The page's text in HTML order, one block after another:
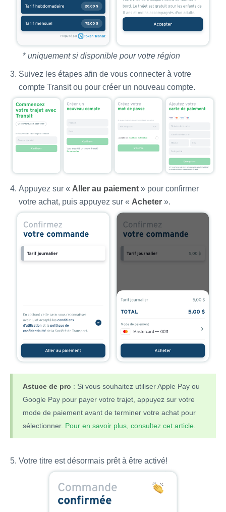
* uniquement si disponible pour votre région
Suivez les étapes afin de vous connecter à votre
compte Transit ou pour créer un nouveau compte.
Appuyez sur « Aller au paiement » pour confirmer
votre achat, puis appuyez sur « Acheter ».
Astuce de pro : Si vous souhaitez utiliser Apple Pay ou
Google Pay pour payer votre trajet, appuyez sur votre
mode de paiement avant de terminer votre achat pour
sélectionner. Pour en savoir plus, consultez cet article
Votre titre est désormais prêt à être activé!